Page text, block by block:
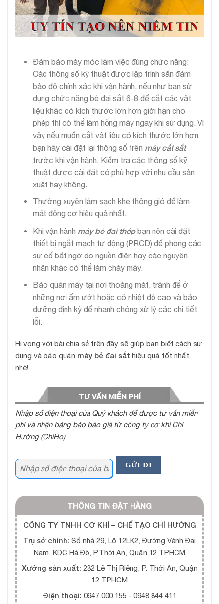
Đảm bảo máy móc làm việc đúng chức năng:
Các thông số kỹ thuật được lập trình sẵn đảm
bảo độ chính xác khi vận hành, nếu như bạn sử
dụng chức năng bẻ đai sắt 6-8 để cắt các vật
liệu khác có kích thước lớn hơn giới hạn cho
phép thì có thể làm hỏng máy ngay khi sử dụng. Vì
vậy nếu muốn cắt vật liệu có kích thước lớn hơn
bạn hãy cài đặt lại thông số trên máy cắt sắt
trước khi vận hành. Kiểm tra các thông số kỹ
thuật được cài đặt có phù hợp với nhu cầu sản
xuất hay không.
Thường xuyên làm sạch khe thông gió để làm
mát động cơ hiệu quả nhất.
Khi vận hành máy bẻ đai thépbạn nên cài đặt
thiết bị ngắt mạch tự động (PRCD) để phòng các
sự cố bất ngờ do nguồn điện hay các nguyên
nhân khác có thể làm cháy máy.
Bảo quản máy tại nơi thoáng mát, tránh để ở
những nơi ẩm ướt hoặc có nhiệt độ cao và bảo
dưỡng định kỳ để nhanh chóng xử lý các chi tiết
lỗi.
Hi vọng với bài chia sẻ trên đây sẽ giúp bạn biết cách sử
dụng và bảo quản máy bẻ đai sắt hiệu quả tốt nhất
nhé!
TƯ VẤN MIỄN PHÍ
Nhập số điện thoại của Quý khách để được tư vấn miễn
phí và nhận bảng báo báo giá từ công ty cơ khí Chí
Hướng (ChiHo)
THÔNG TIN ĐẶT HÀNG
CÔNG TY TNHH CƠ KHÍ – CHẾ TẠO CHÍ HƯỚNG
Trụ sở chính: Số nhà 29, Lô 12LK2, Đường Vành Đai
Nam, KDC Hà Đô, P.Thới An, Quận 12,TPHCM
Xưởng sản xuất: 282 Lê Thị Riêng, P. Thới An, Quận
12 TPHCM
Điện thoại: 0947 000 155 - 0948 844 411